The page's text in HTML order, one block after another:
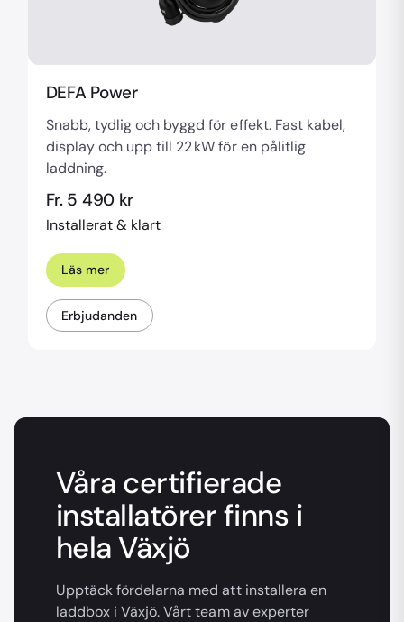
DEFA Power
Snabb, tydlig och byggd för effekt. Fast kabel,
display och upp till 22 kW för en pålitlig
laddning.
Fr. 5 490 kr
Installerat & klart
Läs mer
Erbjudanden
Våra certifierade
installatörer finns i
hela Växjö
Upptäck fördelarna med att installera en
laddbox i Växjö. Vårt team av experter